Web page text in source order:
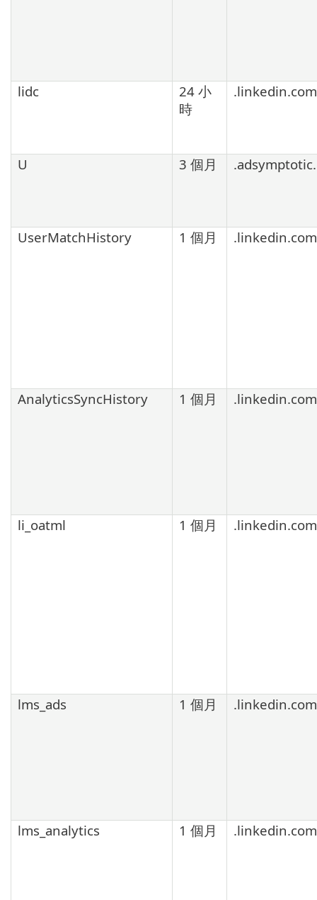
lidc
24 小
時
.linkedin.com
U 3 個月
UserMatchHistory 1 個月 .linkedin.com
AnalyticsSyncHistory 1 個月 .linkedin.com
li_oatml 1 個月 .linkedin.com
lms_ads 1 個月 .linkedin.com
lms_analytics 1 個月 .linkedin.com